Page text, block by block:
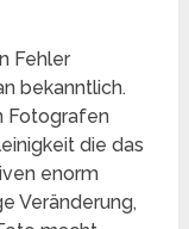
Fehler
bekanntlich.
Fotografen
die das
enorm
Veränderung,